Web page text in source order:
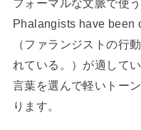
フォーマルな文脈で使
Phalangists have been
（ファランジストの行
れている。）が適して
言葉を選んで軽いトー
ります。